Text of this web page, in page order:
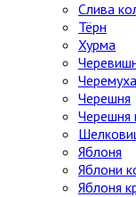
Слива
Тёрн
Хурма
Черемуха
Черешня
Черешня
Яблоня
Яблони
Яблоня